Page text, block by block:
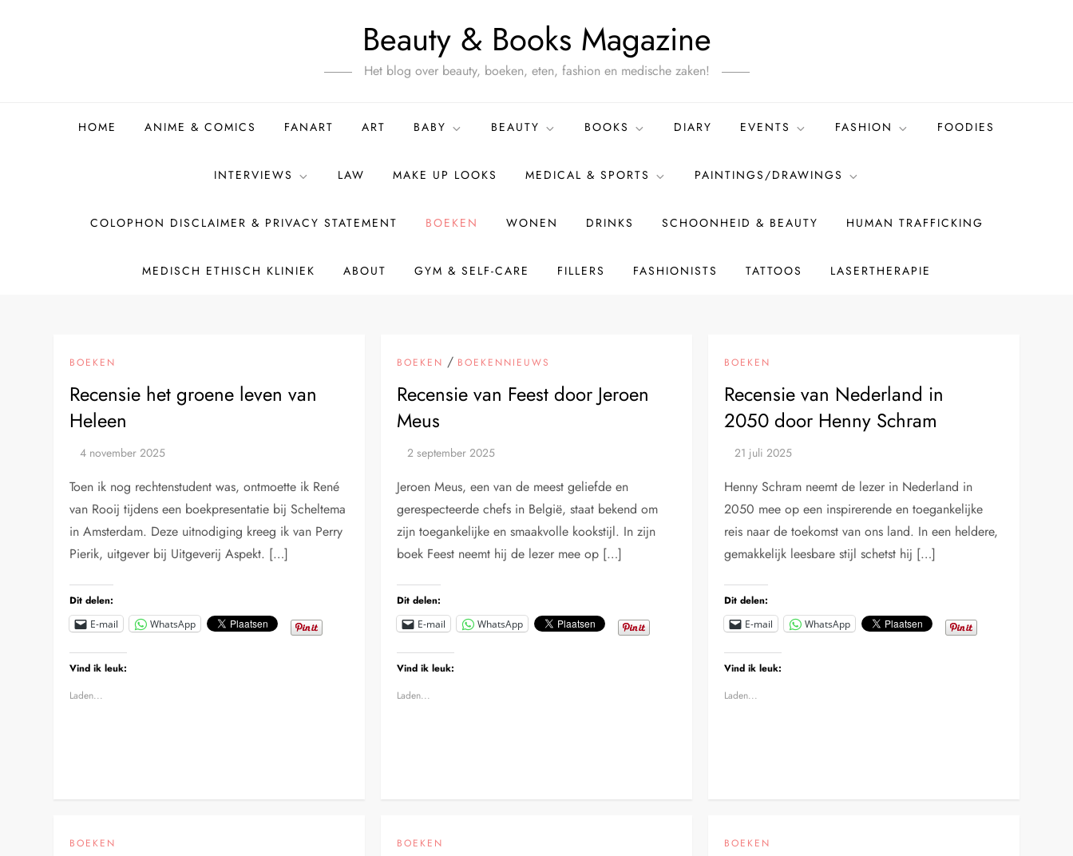
Beauty & Books Magazine
Het blog over beauty, boeken, eten, fashion en medische zaken!
HOME ANIME & COMICS FANART ART BABY BEAUTY BOOKS DIARY EVENTS FASHION FOODIES
INTERVIEWS LAW MAKE UP LOOKS MEDICAL & SPORTS PAINTINGS/DRAWINGS
COLOPHON DISCLAIMER & PRIVACY STATEMENT BOEKEN WONEN DRINKS SCHOONHEID & BEAUTY HUMAN TRAFFICKING
MEDISCH ETHISCH KLINIEK ABOUT GYM & SELF-CARE FILLERS FASHIONISTS TATTOOS LASERTHERAPIE
BOEKEN
Recensie het groene leven van
Heleen
Toen ik nog rechtenstudent was, ontmoette ik René
van Rooij tijdens een boekpresentatie bij Scheltema
in Amsterdam. Deze uitnodiging kreeg ik van Perry
Pierik, uitgever bij Uitgeverij Aspekt. […]
Dit delen:
E-mail WhatsApp
Vind ik leuk:
Laden...
BOEKEN / BOEKENNIEUWS
Recensie van Feest door Jeroen
Meus
Jeroen Meus, een van de meest geliefde en
gerespecteerde chefs in België, staat bekend om
zijn toegankelijke en smaakvolle kookstijl. In zijn
boek Feest neemt hij de lezer mee op […]
Dit delen:
E-mail WhatsApp
Vind ik leuk:
Laden...
BOEKEN
Recensie van Nederland in
2050 door Henny Schram
Henny Schram neemt de lezer in Nederland in
2050 mee op een inspirerende en toegankelijke
reis naar de toekomst van ons land. In een heldere,
gemakkelijk leesbare stijl schetst hij […]
Dit delen:
E-mail WhatsApp
Vind ik leuk:
Laden...
BOEKEN BOEKEN BOEKEN